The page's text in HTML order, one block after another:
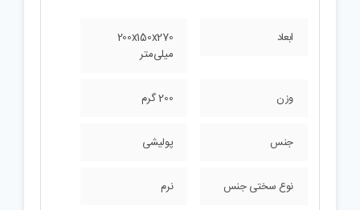
ابعاد
200x150x270
میلی‌متر
وزن 200 گرم
جنس پولیشی
نوع سختی جنس نرم